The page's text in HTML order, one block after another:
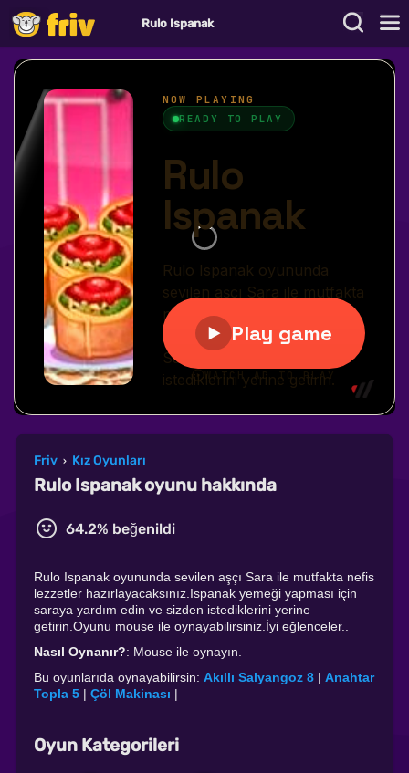
Rulo Ispanak
Friv › Kız Oyunları
Rulo Ispanak oyunu hakkında
64.2% beğenildi
Rulo Ispanak oyununda sevilen aşçı Sara ile mutfakta nefis
lezzetler hazırlayacaksınız.Ispanak yemeği yapması için
saraya yardım edin ve sizden istediklerini yerine
getirin.Oyunu mouse ile oynayabilirsiniz.İyi eğlenceler..
Nasıl Oynanır?: Mouse ile oynayın.
Bu oyunlarıda oynayabilirsin: Akıllı Salyangoz 8 | Anahtar
Topla 5 | Çöl Makinası |
Oyun Kategorileri